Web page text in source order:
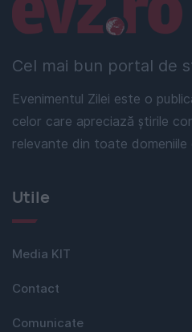
Cel mai bun portal de
Evenimentul Zilei este o
celor care apreciază știrile
relevante din toate
Utile
Media KIT
Contact
Comunicate